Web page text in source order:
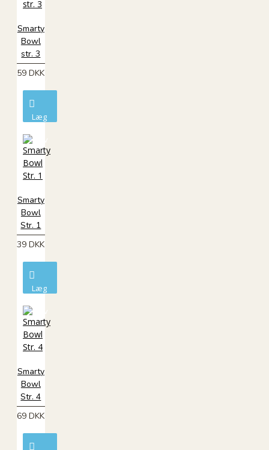
Smarty
Bowl
str. 3
59 DKK
Læg
kurv
Smarty
Bowl
Str. 1
39 DKK
Læg
kurv
Smarty
Bowl
Str. 4
69 DKK